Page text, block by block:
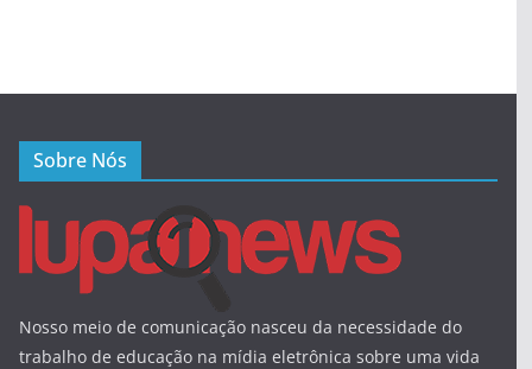
Sobre Nós
Nosso meio de comunicação nasceu da necessidade do
trabalho de educação na mídia eletrônica sobre uma vida